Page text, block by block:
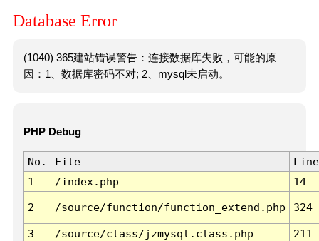
Database Error
(1040) 365建站错误警告：连接数据库失败，可能的原
因：1、数据库密码不对; 2、mysql未启动。
PHP Debug
No. File
Line
1
/index.php 14
2 /source/function/function_extend.php 324
3 /source/class/jzmysql.class.php
211